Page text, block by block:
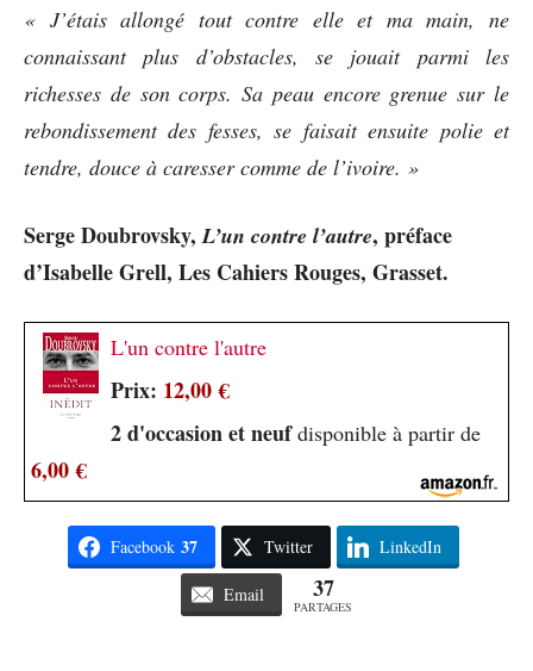
« J’étais allongé tout contre elle et ma main, ne
connaissant plus d’obstacles, se jouait parmi les
richesses de son corps. Sa peau encore grenue sur le
rebondissement des fesses, se faisait ensuite polie et
tendre, douce à caresser comme de l’ivoire. »
Serge Doubrovsky,L’un contre l’autre, préface
d’Isabelle Grell, Les Cahiers Rouges, Grasset.
L'un contre l'autre
Prix: 12,00 €
2 d'occasion et neufdisponible à partir de
6,00 €
Facebook 37 Twitter LinkedIn
Email 37
PARTAGES